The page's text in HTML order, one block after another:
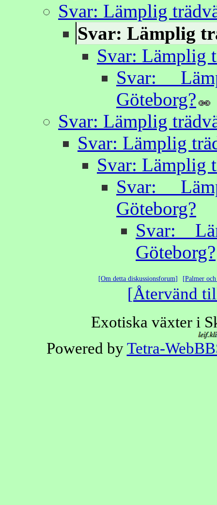
Svar: Lämplig
Svar: Lämplig
Svar: Lämplig
Svar:
Göteborg?
Svar: Lämplig
Svar: Lämplig
Svar: Lämplig
Svar:
Göteborg?
Svar:
Göteborg?
Om detta diskussionsforum Palmer
Återvänd
Exotiska växter i
Powered byTetra-